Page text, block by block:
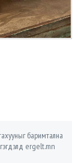
баримтална
ergelt.mn